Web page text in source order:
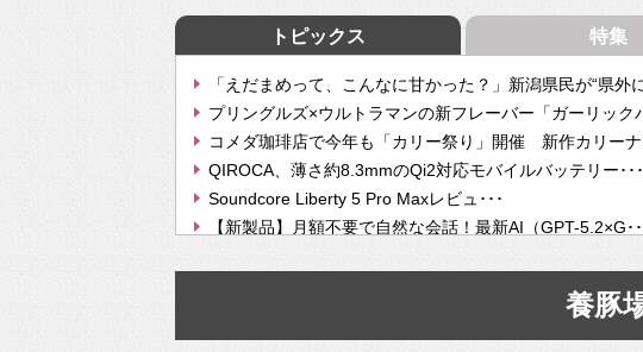
トピックス 特集
「えだまめって、こんなに甘かった？」新潟県民が“県外
プリングルズ×ウルトラマンの新フレーバー「ガーリック
コメダ珈琲店で今年も「カリー祭り」開催 新作カリーナ
QIROCA、薄さ約8.3mmのQi2対応モバイルバッテリー･･･
Soundcore Liberty 5 Pro Maxレビュ･･･
【新製品】月額不要で自然な会話！最新AI（GPT-5.2×G･･
【次世代の没入感と生産性】VITURE Luma Ultra･･･
挫折率8割の壁をAIで突破。ジャストシステム、”自分が今
2026年のバレンタインは「自分で作って、想いを渡す」
養豚